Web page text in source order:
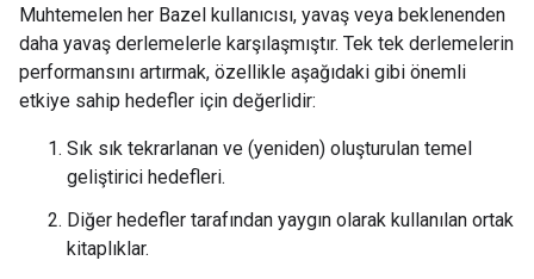
Muhtemelen her Bazel kullanıcısı, yavaş veya beklenenden
daha yavaş derlemelerle karşılaşmıştır. Tek tek derlemelerin
performansını artırmak, özellikle aşağıdaki gibi önemli
etkiye sahip hedefler için değerlidir:
Sık sık tekrarlanan ve (yeniden) oluşturulan temel
geliştirici hedefleri.
Diğer hedefler tarafından yaygın olarak kullanılan ortak
kitaplıklar.